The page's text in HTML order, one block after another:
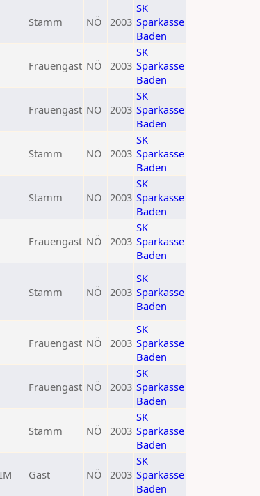
Stamm NÖ 2003
SK
Sparkasse
Baden
Frauengast NÖ 2003
SK
Sparkasse
Baden
Frauengast NÖ 2003
SK
Sparkasse
Baden
Stamm NÖ 2003
SK
Sparkasse
Baden
Stamm NÖ 2003
SK
Sparkasse
Baden
Frauengast NÖ 2003
SK
Sparkasse
Baden
Stamm NÖ 2003
SK
Sparkasse
Baden
Frauengast NÖ 2003
SK
Sparkasse
Baden
Frauengast NÖ 2003
SK
Sparkasse
Baden
Stamm NÖ 2003
SK
Sparkasse
Baden
IM Gast NÖ 2003
SK
Sparkasse
Baden